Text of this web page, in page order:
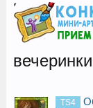
вечеринки
TS4